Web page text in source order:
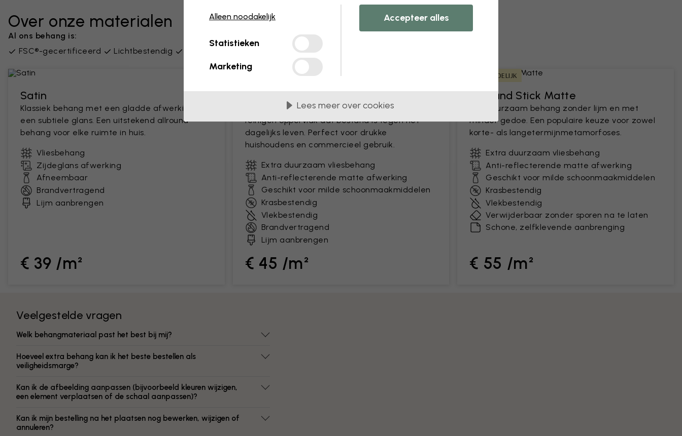
Over onze materialen
Al ons behang is:
FSC®-gecertificeerd
Lichtbestendig Geleverd in banen van 45 cm
Satin
Klassiek behang met een gladde afwerking en
een subtiele glans. Een uitstekend allround
behang voor elke ruimte in huis.
Vliesbehang
Zijdeglans afwerking
Afneembaar
Brandvertragend
Lijm aanbrengen
€ 39 /m²
Premium Matte
Premium behang met een eenvoudig te
reinigen oppervlak dat bestand is tegen het
dagelijks leven. Perfect voor drukke
huishoudens en commercieel gebruik.
Extra duurzaam vliesbehang
Anti-reflecterende matte afwerking
Geschikt voor milde schoonmaakmiddelen
Krasbestendig
Vlekbestendig
Brandvertragend
Lijm aanbrengen
€ 45 /m²
HUURVRIENDELIJK
Peel and Stick Matte
Een duurzaam behang zonder lijm en met
minder gedoe. Een populaire keuze voor zowel
korte- als langetermijnmetamorfoses.
Extra duurzaam vliesbehang
Anti-reflecterende matte afwerking
Geschikt voor milde schoonmaakmiddelen
Krasbestendig
Vlekbestendig
Verwijderbaar zonder sporen na te laten
Schone, zelfklevende aanbrenging
€ 55 /m²
Veelgestelde vragen
Welk behangmateriaal past het best bij mij?
Hoeveel extra behang kan ik het beste bestellen als
veiligheidsmarge?
Kan ik de afbeelding aanpassen (bijvoorbeeld kleuren wijzigen,
een element verplaatsen of de schaal aanpassen)?
Kan ik mijn bestelling na het plaatsen nog bewerken, wijzigen of
annuleren?
Alleen noodakelijk
Statistieken
Marketing
Accepteer alles
Lees meer over cookies